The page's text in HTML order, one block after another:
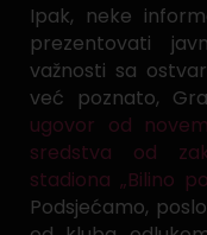
Ipak, neke
prezentovati
važnosti sa
već poznato,
ugovor od
sredstva od
stadiona „Bilino
Podsjećamo,